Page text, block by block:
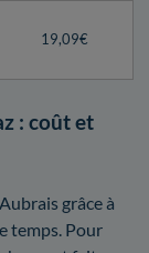
19,09€
: coût et
grâce à
temps. Pour